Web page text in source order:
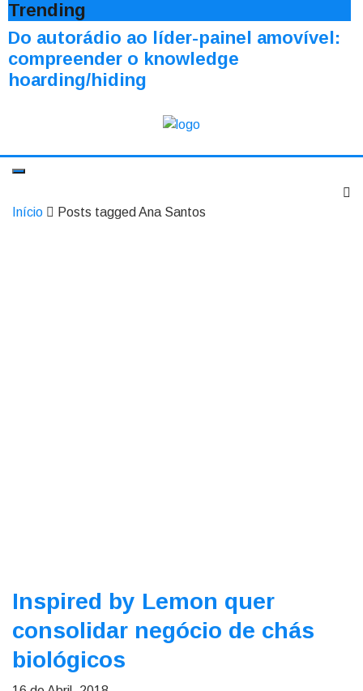
Trending
Do autorádio ao líder-painel amovível:
compreender o knowledge
hoarding/hiding
Início Posts tagged Ana Santos
Inspired by Lemon quer
consolidar negócio de chás
biológicos